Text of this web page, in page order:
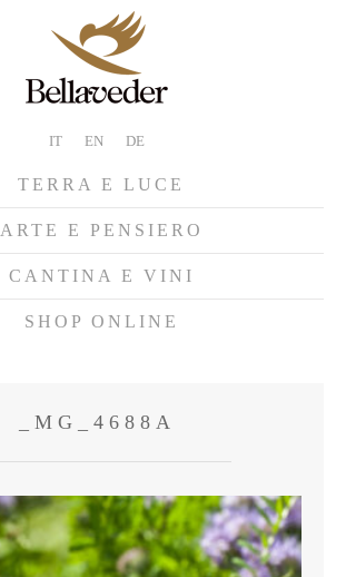
IT EN DE
TERRA E LUCE
ARTE E PENSIERO
CANTINA E VINI
SHOP ONLINE
_MG_4688A